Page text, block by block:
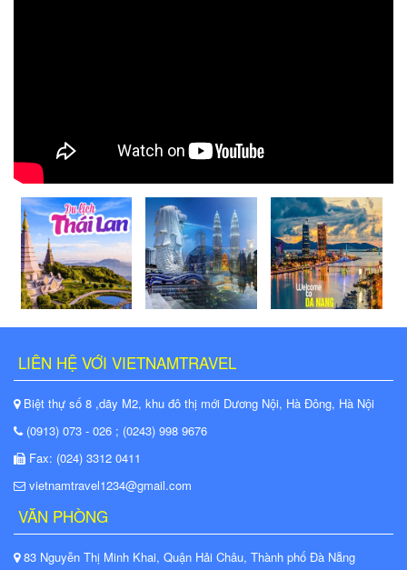
LIÊN HỆ VỚI VIETNAMTRAVEL
Biệt thự số 8 ,dãy M2, khu đô thị mới Dương Nội, Hà Đông, Hà Nội
(0913) 073 - 026 ; (0243) 998 9676
Fax: (024) 3312 0411
vietnamtravel1234@gmail.com
VĂN PHÒNG
83 Nguyễn Thị Minh Khai, Quận Hải Châu, Thành phố Đà Nẵng